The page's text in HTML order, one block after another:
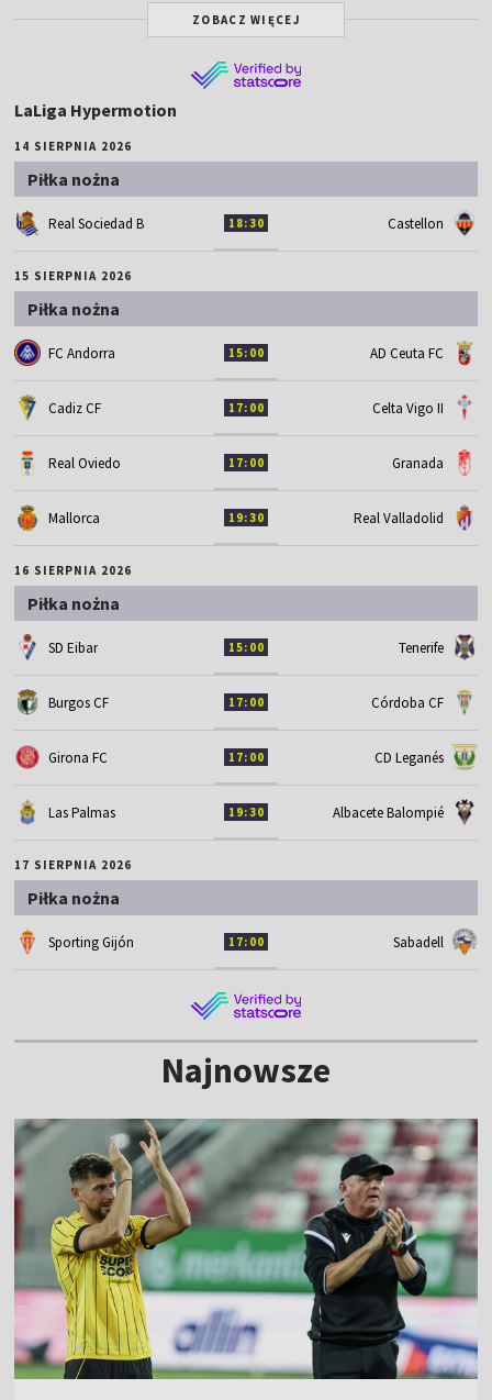
ZOBACZ WIĘCEJ
LaLiga Hypermotion
14 SIERPNIA 2026
Piłka nożna
Real Sociedad B 18:30 Castellon
15 SIERPNIA 2026
Piłka nożna
FC Andorra 15:00 AD Ceuta FC
Cadiz CF 17:00 Celta Vigo II
Real Oviedo 17:00 Granada
Mallorca 19:30 Real Valladolid
16 SIERPNIA 2026
Piłka nożna
SD Eibar 15:00 Tenerife
Burgos CF 17:00 Córdoba CF
Girona FC 17:00 CD Leganés
Las Palmas 19:30 Albacete Balompié
17 SIERPNIA 2026
Piłka nożna
Sporting Gijón 17:00 Sabadell
Najnowsze